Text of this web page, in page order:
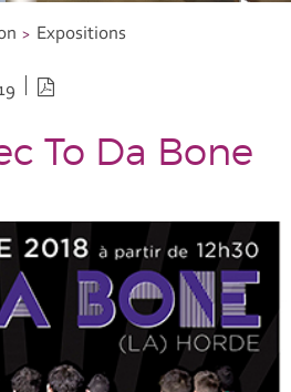
Expositions
To Da Bone